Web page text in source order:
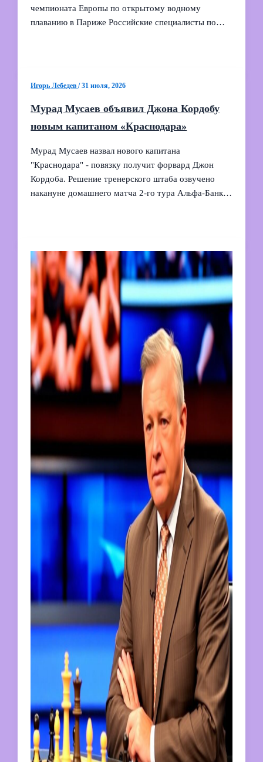
чемпионата Европы по открытому водному
плаванию в Париже Российские специалисты по…
Игорь Лебедев/31 июля, 2026
Мурад Мусаев объявил Джона Кордобу
новым капитаном «Краснодара»
Мурад Мусаев назвал нового капитана
"Краснодара" - повязку получит форвард Джон
Кордоба. Решение тренерского штаба озвучено
накануне домашнего матча 2‑го тура Альфа‑Банк…